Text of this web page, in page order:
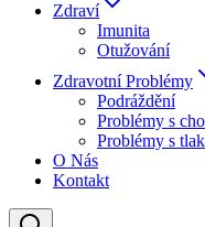
Zdraví
Imunita
Otužování
Zdravotní Problémy
Podráždění
Problémy s
Problémy s
O Nás
Kontakt